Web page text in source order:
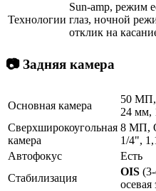
Технологии
Sun-amp, режим
глаз, ночной
отклик на
📷 Задняя камера
Основная камера
50 МП,
24 мм,
Сверхширокоугольная
камера
8 МП,
1/4",
Автофокус
Есть
Стабилизация
OIS
осевая